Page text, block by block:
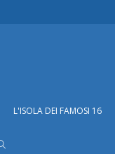
L'ISOLA DEI FAMOSI 16